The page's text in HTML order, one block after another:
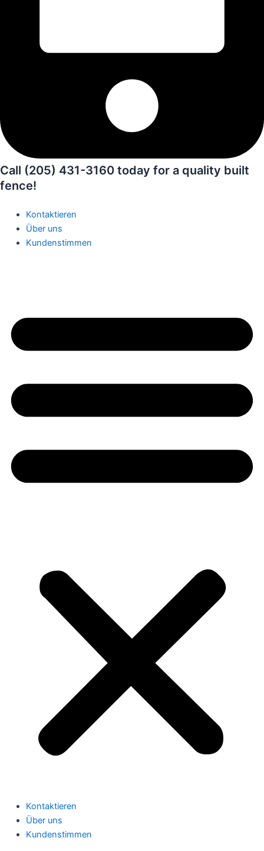
Call (205) 431-3160 today for a quality built
fence!
Kontaktieren
Über uns
Kundenstimmen
Kontaktieren
Über uns
Kundenstimmen